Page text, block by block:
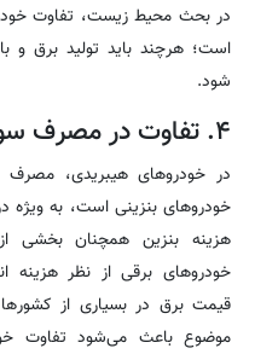
در بحث محیط زیست، تفاوت
است؛ هرچند باید تولید برق و
شود.
۴. تفاوت در مصرف سوخت و هزینه انرژی
در خودروهای هیبریدی،
خودروهای بنزینی است، به ویژه
هزینه بنزین همچنان بخشی
خودروهای برقی از نظر هزینه
قیمت برق در بسیاری از
موضوع باعث می‌شود تفاوت